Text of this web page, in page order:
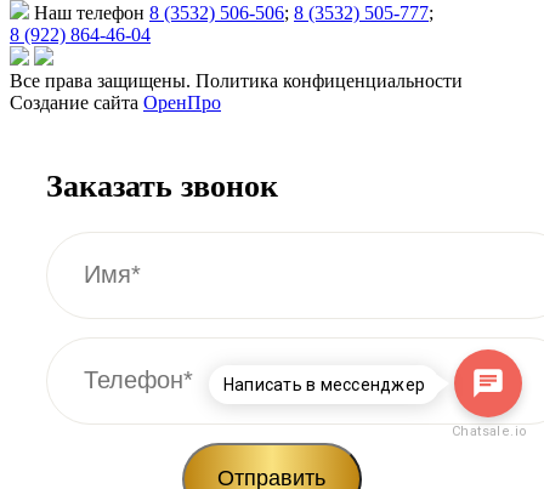
Наш телефон 8 (3532) 506-506; 8 (3532) 505-777;
8 (922) 864-46-04
Все права защищены. Политика конфиценциальности
Создание сайта ОренПро
Заказать звонок
Написать в мессенджер
Chatsale.io